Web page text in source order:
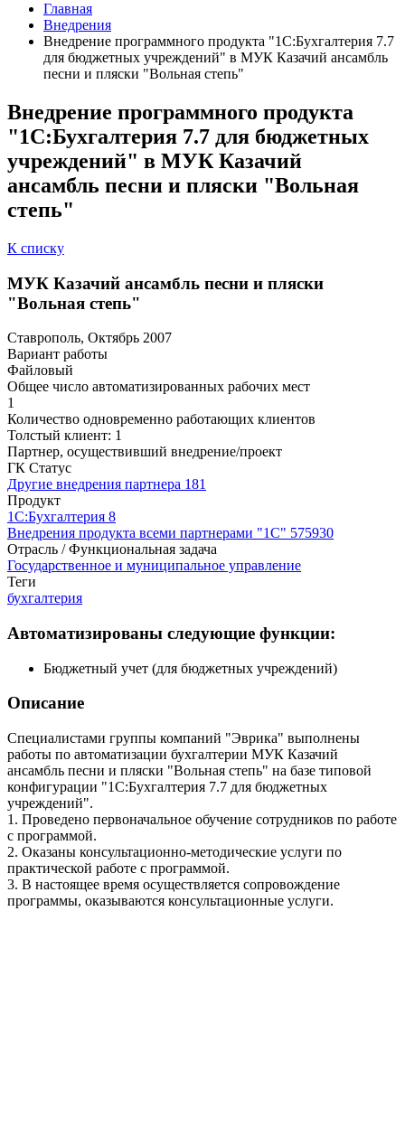
Главная
Внедрения
Внедрение программного продукта "1С:Бухгалтерия 7.7
для бюджетных учреждений" в МУК Казачий ансамбль
песни и пляски "Вольная степь"
Внедрение программного продукта
"1С:Бухгалтерия 7.7 для бюджетных
учреждений" в МУК Казачий
ансамбль песни и пляски "Вольная
степь"
К списку
МУК Казачий ансамбль песни и пляски
"Вольная степь"
Ставрополь, Октябрь 2007
Вариант работы
Файловый
Общее число автоматизированных рабочих мест
1
Количество одновременно работающих клиентов
Толстый клиент: 1
Партнер, осуществивший внедрение/проект
ГК Статус
Другие внедрения партнера 181
Продукт
1С:Бухгалтерия 8
Внедрения продукта всеми партнерами "1С" 575930
Отрасль / Функциональная задача
Государственное и муниципальное управление
Теги
бухгалтерия
Автоматизированы следующие функции:
Бюджетный учет (для бюджетных учреждений)
Описание
Специалистами группы компаний "Эврика" выполнены
работы по автоматизации бухгалтерии МУК Казачий
ансамбль песни и пляски "Вольная степь" на базе типовой
конфигурации "1С:Бухгалтерия 7.7 для бюджетных
учреждений".
1. Проведено первоначальное обучение сотрудников по работе
с программой.
2. Оказаны консультационно-методические услуги по
практической работе с программой.
3. В настоящее время осуществляется сопровождение
программы, оказываются консультационные услуги.